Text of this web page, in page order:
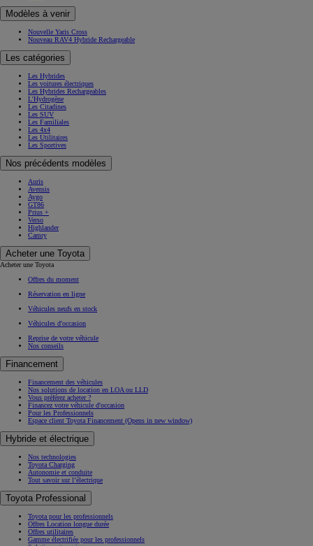
Modèles à venir
Nouvelle Yaris Cross
Nouveau RAV4 Hybride Rechargeable
Les catégories
Les Hybrides
Les voitures électriques
Les Hybrides Rechargeables
L'Hydrogène
Les Citadines
Les SUV
Les Familiales
Les 4x4
Les Utilitaires
Les Sportives
Nos précédents modèles
Auris
Avensis
Aygo
GT86
Prius +
Verso
Highlander
Camry
Acheter une Toyota
Acheter une Toyota
Offres du moment
Réservation en ligne
Véhicules neufs en stock
Véhicules d'occasion
Reprise de votre véhicule
Nos conseils
Financement
Financement des véhicules
Nos solutions de location en LOA ou LLD
Vous préférez acheter ?
Financez votre véhicule d'occasion
Pour les Professionnels
Espace client Toyota Financement (Opens in new window)
Hybride et électrique
Nos technologies
Toyota Charging
Autonomie et conduite
Tout savoir sur l’électrique
Toyota Professional
Toyota pour les professionnels
Offres Location longue durée
Offres utilitaires
Gamme électrifiée pour les professionnels